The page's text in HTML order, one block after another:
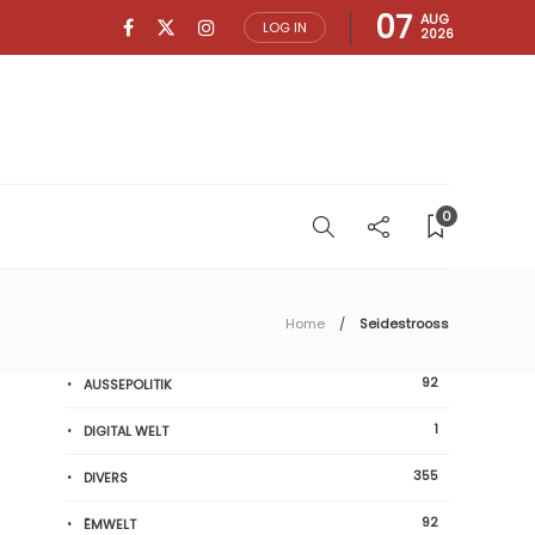
LOG IN 07 AUG
2026
0
Home Seidestrooss
AUSSEPOLITIK 92
DIGITAL WELT 1
DIVERS 355
ËMWELT 92